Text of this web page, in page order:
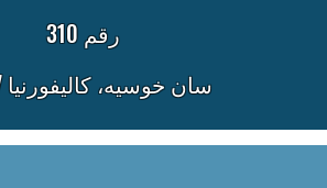
رقم 310
سان خوسيه، كاليفورنيا 95117